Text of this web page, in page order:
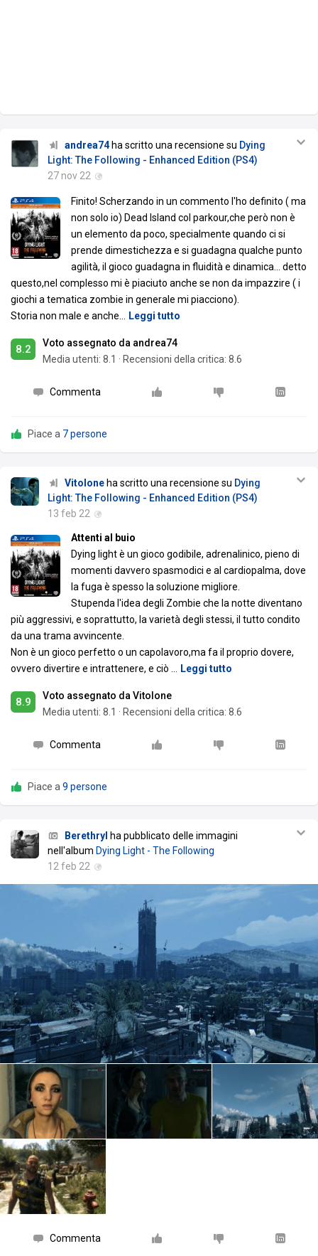
andrea74ha scritto una recensione su Dying
Light: The Following - Enhanced Edition (PS4)
27 nov 22
Finito! Scherzando in un commento l'ho definito ( ma
non solo io) Dead Island col parkour,che però non è
un elemento da poco, specialmente quando ci si
prende dimestichezza e si guadagna qualche punto
agilità, il gioco guadagna in fluidità e dinamica... detto
questo,nel complesso mi è piaciuto anche se non da impazzire ( i
giochi a tematica zombie in generale mi piacciono).
Storia non male e anche
Leggi tutto
8.2
Voto assegnato da andrea74
Media utenti: 8.1 · Recensioni della critica: 8.6
Commenta
Piace a 7 persone
Vitolone ha scritto una recensione su Dying
Light: The Following - Enhanced Edition (PS4)
13 feb 22
Attenti al buio
Dying light è un gioco godibile, adrenalinico, pieno di
momenti davvero spasmodici e al cardiopalma, dove
la fuga è spesso la soluzione migliore.
Stupenda l'idea degli Zombie che la notte diventano
più aggressivi, e soprattutto, la varietà degli stessi, il tutto condito
da una trama avvincente.
Non è un gioco perfetto o un capolavoro,ma fa il proprio dovere,
ovvero divertire e intrattenere, e ciò
Leggi tutto
8.9
Voto assegnato da Vitolone
Media utenti: 8.1 · Recensioni della critica: 8.6
Commenta
Piace a 9 persone
Berethryl ha pubblicato delle immagini
nell'album Dying Light - The Following
12 feb 22
Commenta